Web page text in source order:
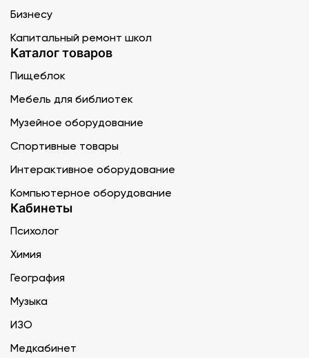
Бизнесу
Капитальный ремонт школ
Каталог товаров
Пищеблок
Мебель для библиотек
Музейное оборудование
Спортивные товары
Интерактивное оборудование
Компьютерное оборудование
Кабинеты
Психолог
Химия
География
Музыка
ИЗО
Медкабинет